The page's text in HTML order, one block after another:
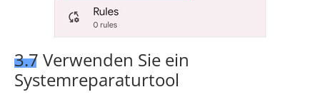
3.7 Verwenden Sie ein
Systemreparaturtool